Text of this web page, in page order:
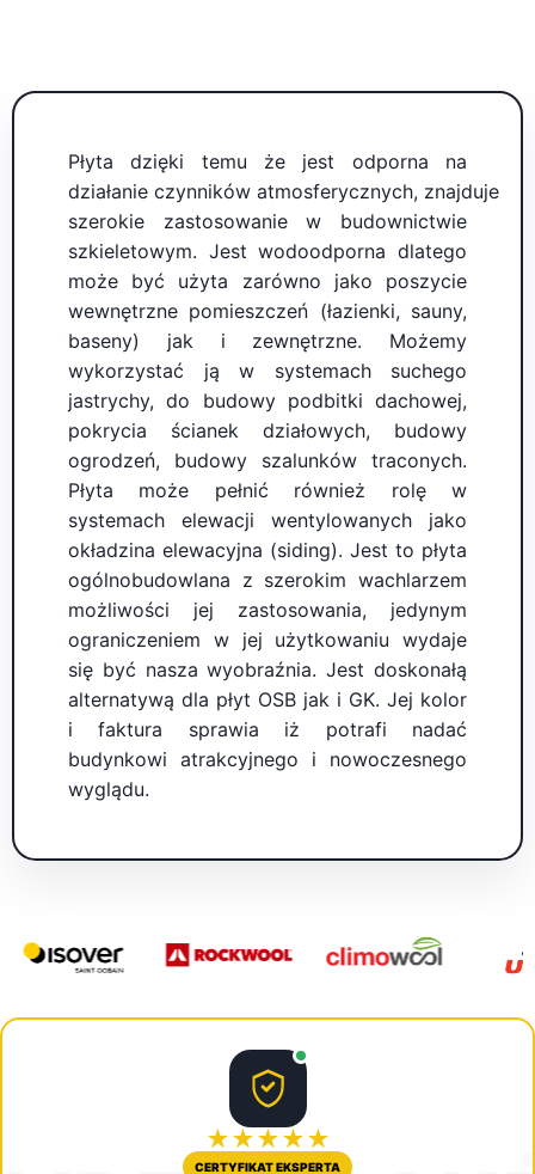
Płyta dzięki temu że jest odporna na
działanie czynników atmosferycznych, znajduje
szerokie zastosowanie w budownictwie
szkieletowym. Jest wodoodporna dlatego
może być użyta zarówno jako poszycie
wewnętrzne pomieszczeń (łazienki, sauny,
baseny) jak i zewnętrzne. Możemy
wykorzystać ją w systemach suchego
jastrychy, do budowy podbitki dachowej,
pokrycia ścianek działowych, budowy
ogrodzeń, budowy szalunków traconych.
Płyta może pełnić również rolę w
systemach elewacji wentylowanych jako
okładzina elewacyjna (siding). Jest to płyta
ogólnobudowlana z szerokim wachlarzem
możliwości jej zastosowania, jedynym
ograniczeniem w jej użytkowaniu wydaje
się być nasza wyobraźnia. Jest doskonałą
alternatywą dla płyt OSB jak i GK. Jej kolor
i faktura sprawia iż potrafi nadać
budynkowi atrakcyjnego i nowoczesnego
wyglądu.
★★★★★
CERTYFIKAT EKSPERTA